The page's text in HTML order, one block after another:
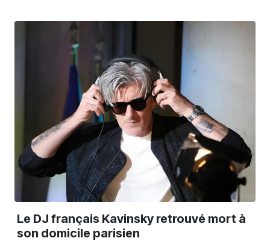
Le DJ français Kavinsky retrouvé mort à
son domicile parisien